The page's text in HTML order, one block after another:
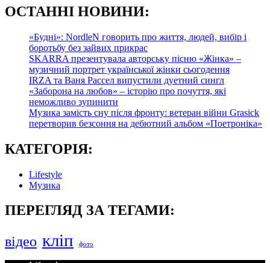
ОСТАННІ НОВИНИ:
«Будні»: NordleN говорить про життя, людей, вибір і
боротьбу без зайвих прикрас
SKARRA презентувала авторську пісню «Жінка» –
музичний портрет української жінки сьогодення
IRZA та Ваня Рассел випустили дуетний сингл
«Заборона на любов» – історію про почуття, які
неможливо зупинити
Музика замість сну після фронту: ветеран війни Grasick
перетворив безсоння на дебютний альбом «Поетроніка»
КАТЕГОРІЯ:
Lifestyle
Музика
ПЕРЕГЛЯД ЗА ТЕГАМИ:
відео кліп фото